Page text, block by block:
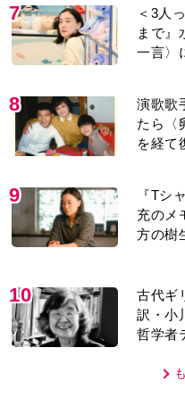
7
＜3人
まで』
一言〉
8
演歌歌
たら〈
を経て
9
『Tシ
充のメ
方の樹
10
古代ギ
訳・小
哲学者